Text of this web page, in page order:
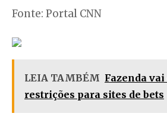
Fonte: Portal CNN
LEIA TAMBÉM Fazenda
restrições para sites de bets